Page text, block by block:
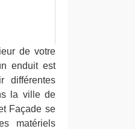
de votre
enduit est
différentes
la ville de
Façade se
matériels